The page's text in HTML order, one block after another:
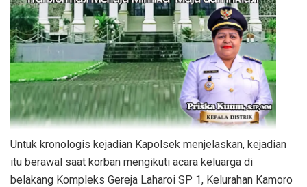
Untuk kronologis kejadian Kapolsek menjelaskan, kejadian
itu berawal saat korban mengikuti acara keluarga di
belakang Kompleks Gereja Laharoi SP 1, Kelurahan Kamoro